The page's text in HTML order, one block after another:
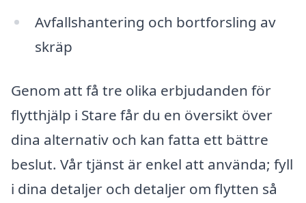
Avfallshantering och bortforsling av
skräp
Genom att få tre olika erbjudanden för
flytthjälp i Stare får du en översikt över
dina alternativ och kan fatta ett bättre
beslut. Vår tjänst är enkel att använda; fyll
i dina detaljer och detaljer om flytten så